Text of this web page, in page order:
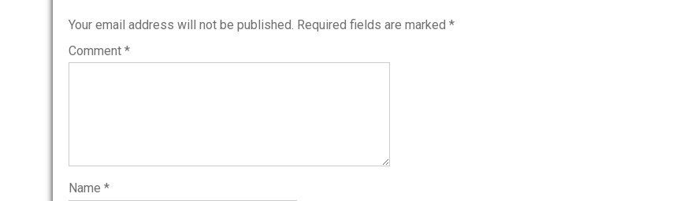
Your email address will not be published. Required fields are marked *
Comment *
Name *